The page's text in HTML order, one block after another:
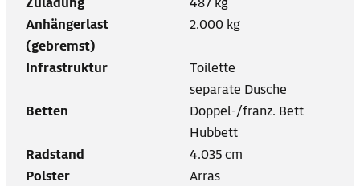
Anhängerlast
(gebremst)
2.000 kg
Infrastruktur
Toilette
separate Dusche
Betten
Doppel-/franz. Bett
Hubbett
Radstand
4.035 cm
Polster
Arras